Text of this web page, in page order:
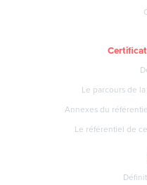
Le parcours de
Annexes du
Le référentiel de